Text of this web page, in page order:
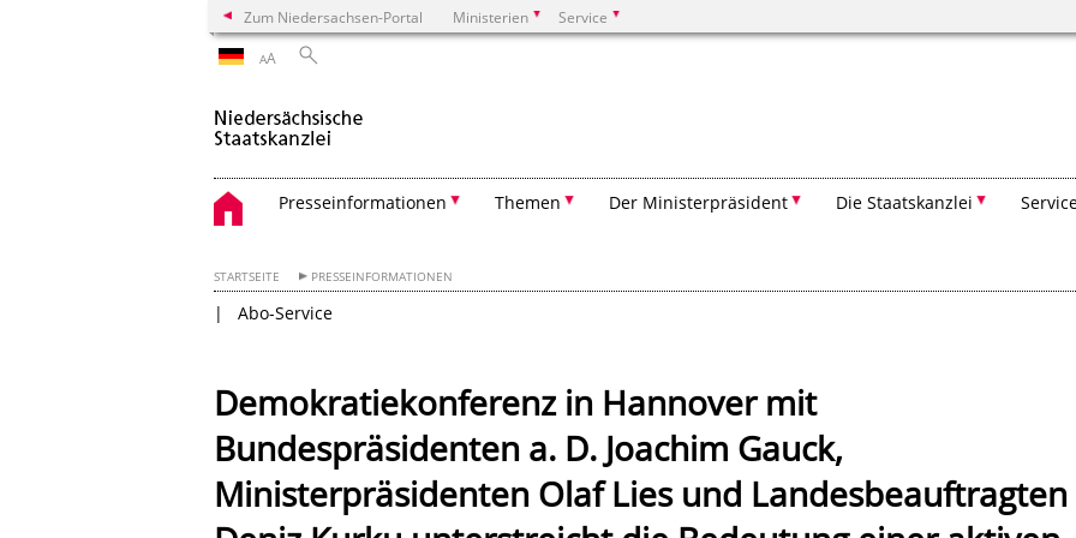
Zum Niedersachsen-Portal Ministerien Service
AA
Presseinformationen Themen Der Ministerpräsident Die Staatskanzlei
STARTSEITE PRESSEINFORMATIONEN
Abo-Service
Demokratiekonferenz in Hannover mit
Bundespräsidenten a. D. Joachim Gauck,
Ministerpräsidenten Olaf Lies und Landesbeauftragten